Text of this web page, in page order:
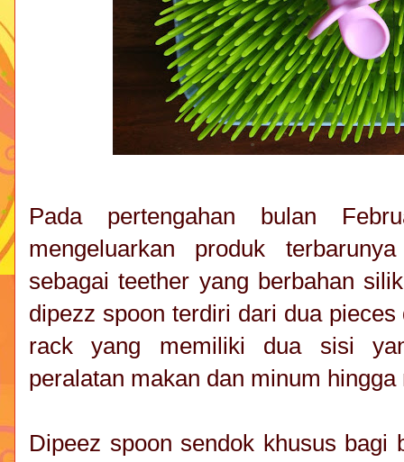
Pada pertengahan bulan
mengeluarkan produk
sebagai teether yang berbahan
dipezz spoon terdiri dari dua
rack yang memiliki dua sisi
peralatan makan dan minum
Dipeez spoon sendok khusus bagi